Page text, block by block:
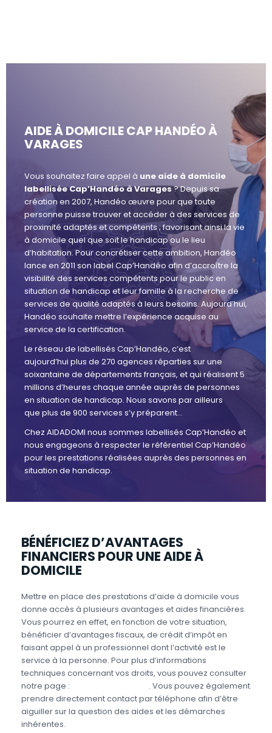
AIDE À DOMICILE CAP HANDÉO À
VARAGES
Vous souhaitez faire appel à une aide à domicile
labellisée Cap’Handéo à Varages? Depuis sa
création en 2007, Handéo œuvre pour que toute
personne puisse trouver et accéder à des services de
proximité adaptés et compétents ; favorisant ainsi la vie
à domicile quel que soit le handicap ou le lieu
d’habitation. Pour concrétiser cette ambition, Handéo
lance en 2011 son label Cap’Handéo afin d’accroître la
visibilité des services compétents pour le public en
situation de handicap et leur famille à la recherche de
services de qualité adaptés à leurs besoins. Aujourd’hui,
Handéo souhaite mettre l’expérience acquise au
service de la certification.
Le réseau de labellisés Cap’Handéo, c’est
aujourd’hui plus de 270 agences réparties sur une
soixantaine de départements français, et qui réalisent 5
millions d’heures chaque année auprès de personnes
en situation de handicap. Nous savons par ailleurs
que plus de 900 services s’y préparent…
Chez AIDADOMI nous sommes labellisés Cap’Handéo et
nous engageons à respecter le référentiel Cap’Handéo
pour les prestations réalisées auprès des personnes en
situation de handicap.
BÉNÉFICIEZ D’AVANTAGES
FINANCIERS POUR UNE AIDE À
DOMICILE
Mettre en place des prestations d’aide à domicile vous
donne accès à plusieurs avantages et aides financières.
Vous pourrez en effet, en fonction de votre situation,
bénéficier d’avantages fiscaux, de crédit d’impôt en
faisant appel à un professionnel dont l’activité est le
service à la personne. Pour plus d’informations
techniques concernant vos droits, vous pouvez consulter
notre page :
. Vous pouvez également
prendre directement contact par téléphone afin d’être
aiguiller sur la question des aides et les démarches
inhérentes.